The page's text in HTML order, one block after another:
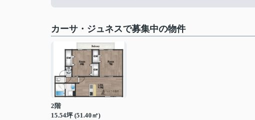
カーサ・ジュネスで募集中の物件
2階
15.54坪 (51.40㎡)